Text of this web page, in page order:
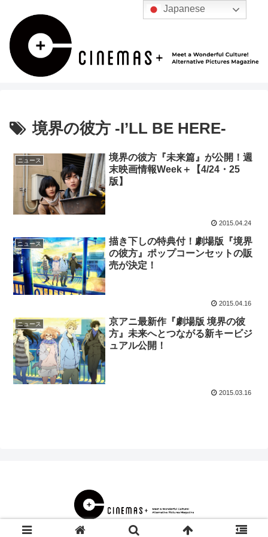
境界の彼方 -I’LL BE HERE-
ニュース
境界の彼方『未来篇』が公開！週
末映画情報Week＋【4/24・25
版】
2015.04.24
ニュース
描き下しの特典付！劇場版『境界
の彼方』ポップコーンセットの販
売が決定！
2015.04.16
ニュース
京アニ最新作『劇場版 境界の彼
方』未来へとつながる新キービジ
ュアル公開！
2015.03.16
© 2000 CINEMAS＋.
Japanese